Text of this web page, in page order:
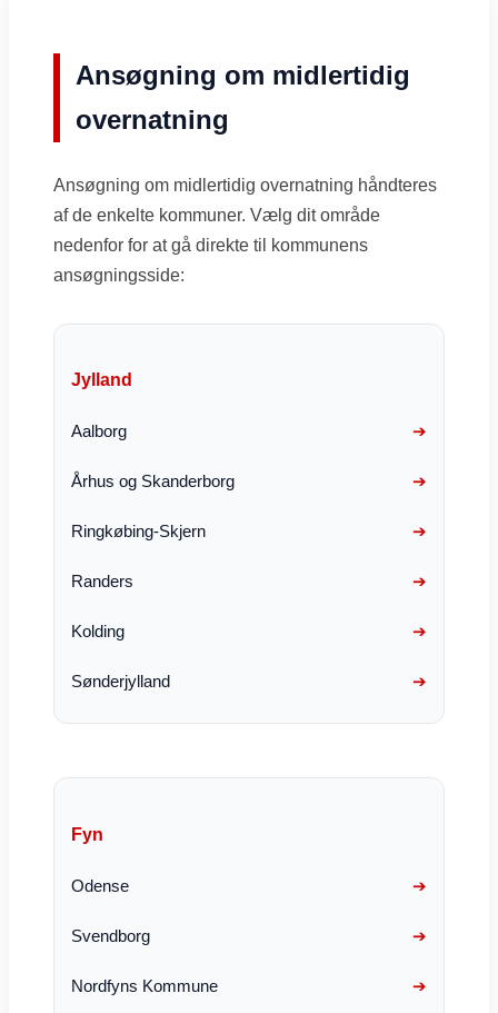
Ansøgning om midlertidig
overnatning
Ansøgning om midlertidig overnatning håndteres
af de enkelte kommuner. Vælg dit område
nedenfor for at gå direkte til kommunens
ansøgningsside:
Jylland
Aalborg
Århus og Skanderborg
Ringkøbing-Skjern
Randers
Kolding
Sønderjylland
Fyn
Odense
Svendborg
Nordfyns Kommune